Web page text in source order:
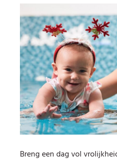
Breng een dag vol